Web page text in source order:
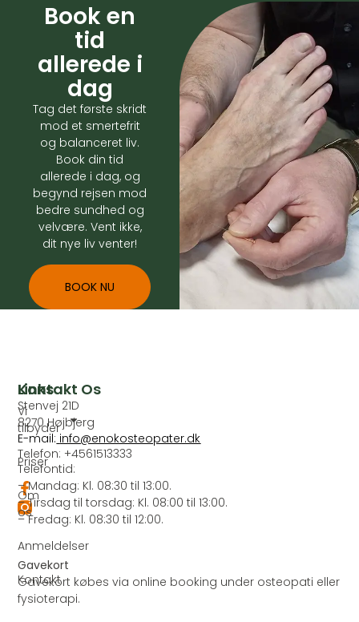
Book en
tid
allerede i
dag
Tag det første skridt
mod et smertefrit
og balanceret liv.
Book din tid
allerede i dag, og
begynd rejsen mod
bedre sundhed og
velvære. Vent ikke,
dit nye liv venter!
BOOK NU
Links
Vi
tilbyder
Priser
Om
os
Anmeldelser
Kontakt
Kontakt Os
Stenvej 21D
8270 Højbjerg
E-mail: info@enokosteopater.dk
Telefon: +4561513333
Telefontid:
– Mandag: Kl. 08:30 til 13:00.
– Tirsdag til torsdag: Kl. 08:00 til 13:00.
– Fredag: Kl. 08:30 til 12:00.
Gavekort
Gavekort købes via online booking under osteopati eller
fysioterapi.